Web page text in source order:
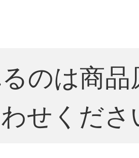
のは商
せくださ